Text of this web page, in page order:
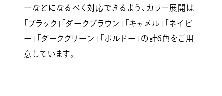
ーなどになるべく対応できるよう、カラー展開は
「ブラック」「ダークブラウン」「キャメル」「ネイビ
ー」「ダークグリーン」「ボルドー」の計6色をご用
意しています。